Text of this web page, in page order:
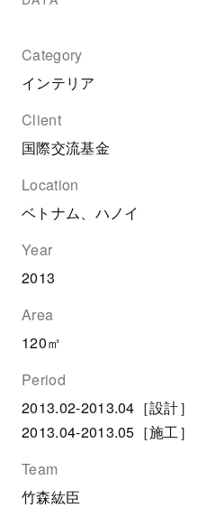
Category
インテリア
Client
国際交流基金
Location
ベトナム、ハノイ
Year
2013
Area
120㎡
Period
2013.02-2013.04［設計］
2013.04-2013.05［施工］
Team
竹森紘臣